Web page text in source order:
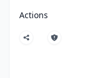
Actions